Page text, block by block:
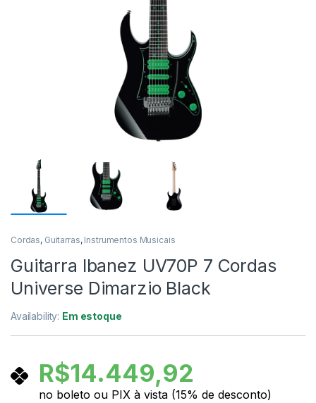
Cordas, Guitarras, Instrumentos Musicais
Guitarra Ibanez UV70P 7 Cordas
Universe Dimarzio Black
Availability: Em estoque
R$14.449,92
no boleto ou PIX à vista (15% de desconto)